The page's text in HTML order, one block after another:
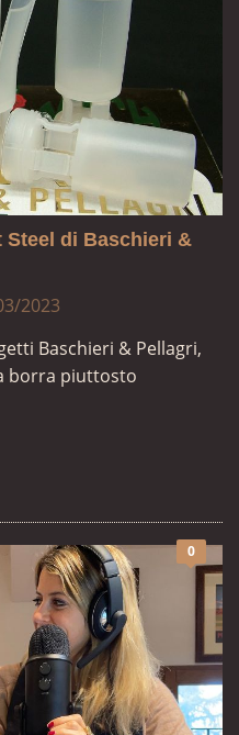
Steel di Baschieri &
2023
Baschieri & Pellagri,
borra piuttosto
0